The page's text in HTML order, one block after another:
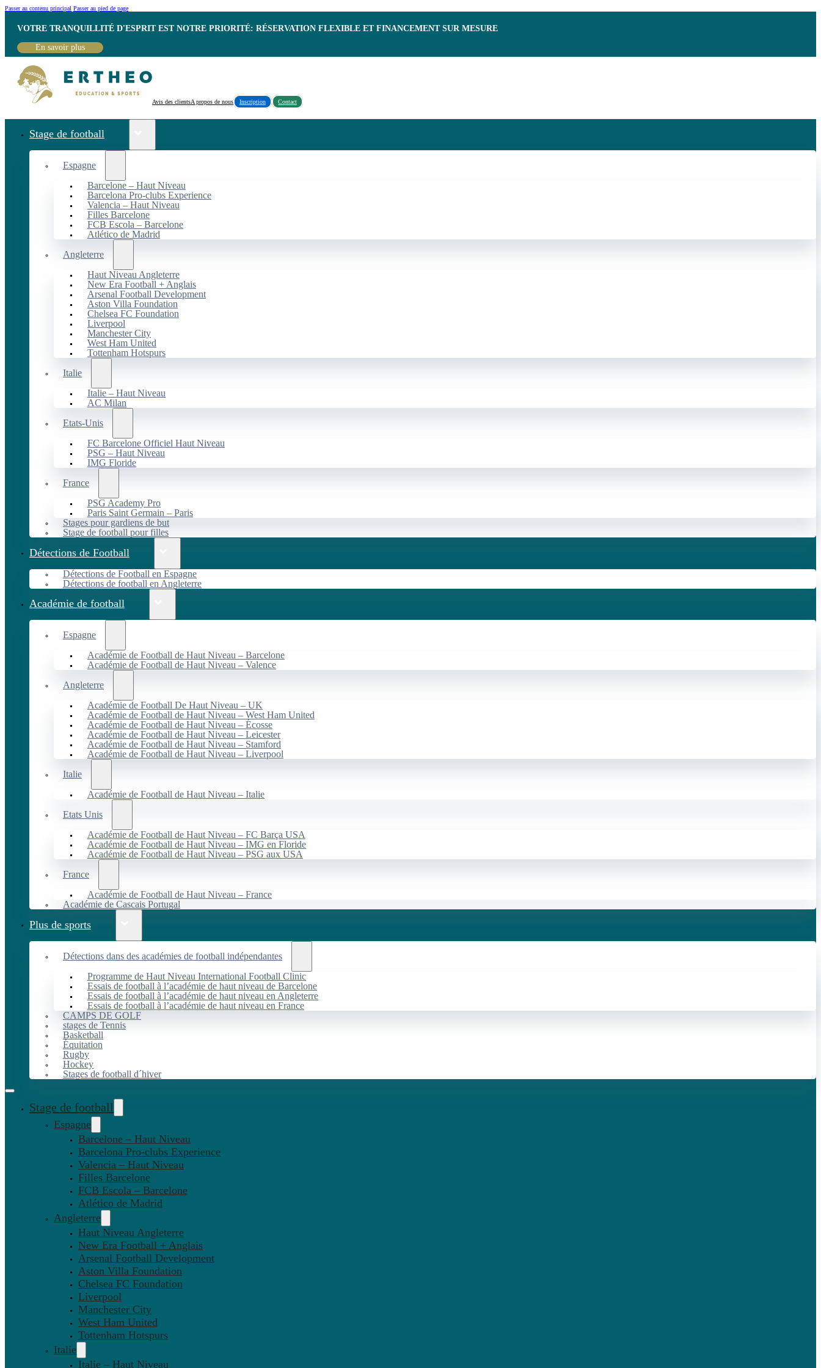
Passer au contenu principal Passer au pied de page
VOTRE TRANQUILLITÉ D'ESPRIT EST NOTRE PRIORITÉ: RÉSERVATION FLEXIBLE ET FINANCEMENT SUR MESURE
En savoir plus
Avis des clientsA propos de nous Inscription Contact
Stage de football
Espagne
Barcelone – Haut Niveau
Barcelona Pro-clubs Experience
Valencia – Haut Niveau
Filles Barcelone
FCB Escola – Barcelone
Atlético de Madrid
Angleterre
Haut Niveau Angleterre
New Era Football + Anglais
Arsenal Football Development
Aston Villa Foundation
Chelsea FC Foundation
Liverpool
Manchester City
West Ham United
Tottenham Hotspurs
Italie
Italie – Haut Niveau
AC Milan
Etats-Unis
FC Barcelone Officiel Haut Niveau
PSG – Haut Niveau
IMG Floride
France
PSG Academy Pro
Paris Saint Germain – Paris
Stages pour gardiens de but
Stage de football pour filles
Détections de Football
Détections de Football en Espagne
Détections de football en Angleterre
Académie de football
Espagne
Académie de Football de Haut Niveau – Barcelone
Académie de Football de Haut Niveau – Valence
Angleterre
Académie de Football De Haut Niveau – UK
Académie de Football de Haut Niveau – West Ham United
Académie de Football de Haut Niveau – Écosse
Académie de Football de Haut Niveau – Leicester
Académie de Football de Haut Niveau – Stamford
Académie de Football de Haut Niveau – Liverpool
Italie
Académie de Football de Haut Niveau – Italie
Etats Unis
Académie de Football de Haut Niveau – FC Barça USA
Académie de Football de Haut Niveau – IMG en Floride
Académie de Football de Haut Niveau – PSG aux USA
France
Académie de Football de Haut Niveau – France
Académie de Cascais Portugal
Plus de sports
Détections dans des académies de football indépendantes
Programme de Haut Niveau International Football Clinic
Essais de football à l’académie de haut niveau de Barcelone
Essais de football à l’académie de haut niveau en Angleterre
Essais de football à l’académie de haut niveau en France
CAMPS DE GOLF
stages de Tennis
Basketball
Équitation
Rugby
Hockey
Stages de football d´hiver
Stage de football
Espagne
Barcelone – Haut Niveau
Barcelona Pro-clubs Experience
Valencia – Haut Niveau
Filles Barcelone
FCB Escola – Barcelone
Atlético de Madrid
Angleterre
Haut Niveau Angleterre
New Era Football + Anglais
Arsenal Football Development
Aston Villa Foundation
Chelsea FC Foundation
Liverpool
Manchester City
West Ham United
Tottenham Hotspurs
Italie
Italie – Haut Niveau